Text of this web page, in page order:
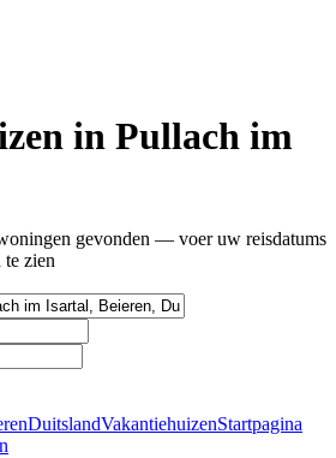
in Pullach im
gevonden — voer uw reisdatums
te zien
DuitslandVakantiehuizenStartpagina